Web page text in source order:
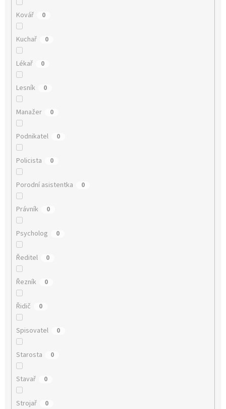
Kovář 0
Kuchař 0
Lékař 0
Lesník 0
Manažer 0
Podnikatel 0
Policista 0
Porodní asistentka 0
Právník 0
Psycholog 0
Ředitel 0
Řezník 0
Řidič 0
Spisovatel 0
Starosta 0
Stavař 0
Strojař 0